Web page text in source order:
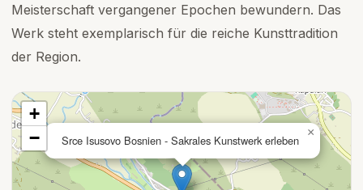
Meisterschaft vergangener Epochen bewundern. Das
Werk steht exemplarisch für die reiche Kunsttradition
der Region.
Srce Isusovo Bosnien - Sakrales Kunstwerk erleben
×
+
−